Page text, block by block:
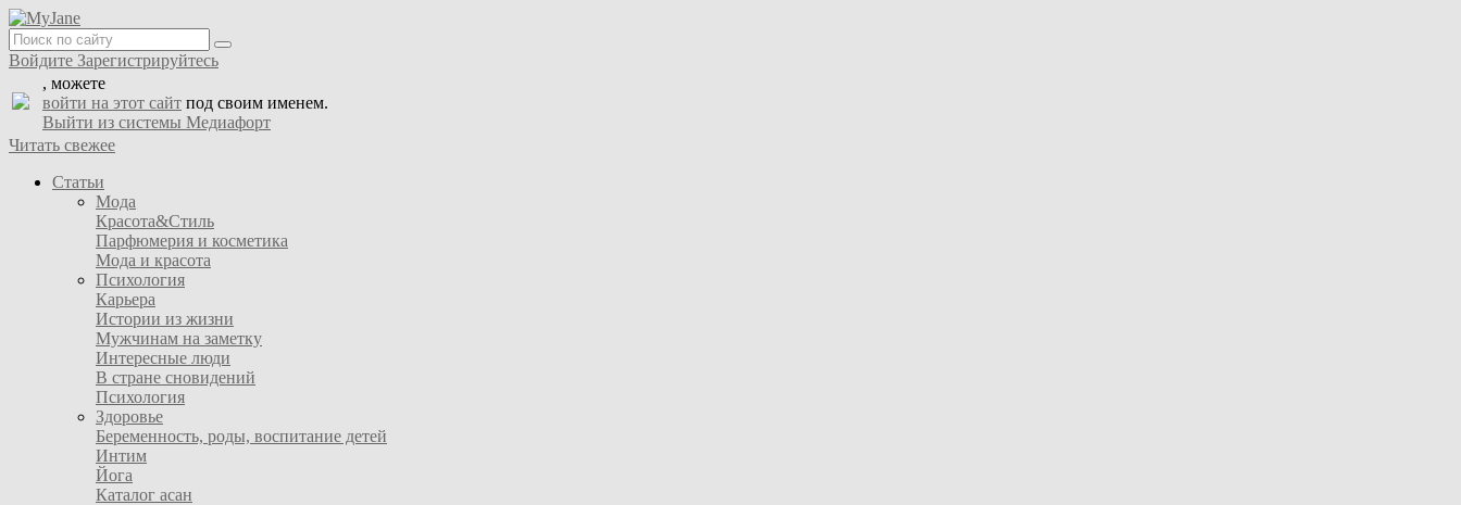
Войдите Зарегистрируйтесь
, можете
войти на этот сайт под своим именем.
Выйти из системы Медиафорт
Читать свежее
Статьи
Мода
Красота&Стиль
Парфюмерия и косметика
Мода и красота
Психология
Карьера
Истории из жизни
Мужчинам на заметку
Интересные люди
В стране сновидений
Психология
Здоровье
Беременность, роды, воспитание детей
Интим
Йога
Каталог асан